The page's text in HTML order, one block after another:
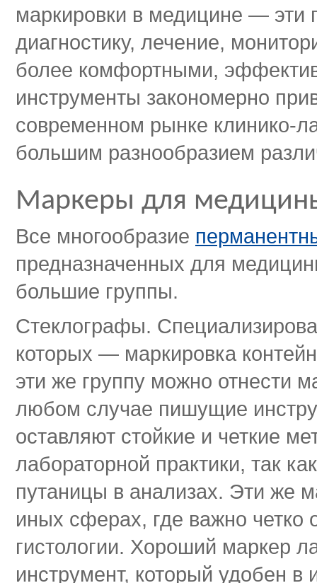
маркировки в медицине —
диагностику, лечение,
более комфортными,
инструменты закономерно
современном рынке клинико-
большим разнообразием
Маркеры для
Все многообразие
предназначенных для
большие группы.
Стеклографы.
которых — маркировка
эти же группу можно отнести
любом случае пишущие
оставляют стойкие и четкие
лабораторной практики, так
путаницы в анализах. Эти же
иных сферах, где важно четко
гистологии. Хороший маркер
инструмент, который удобен в